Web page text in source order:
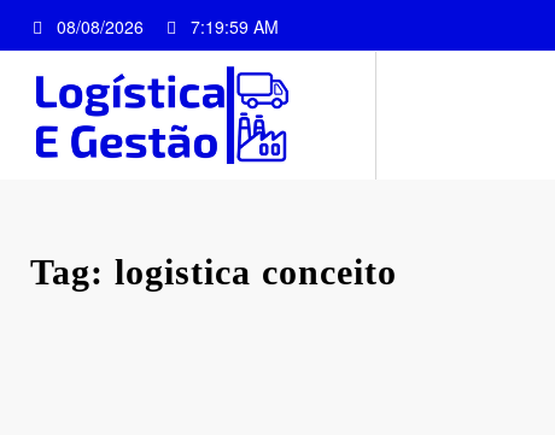
para
conteúdo
08/08/2026 7:19:59 AM
Tag: logistica conceito